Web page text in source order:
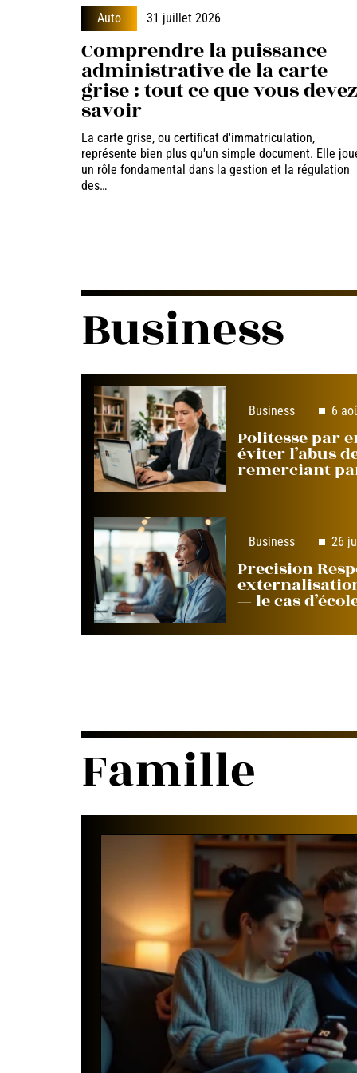
Auto 31 juillet 2026
Comprendre la puissance
administrative de la carte
grise : tout ce que vous devez
savoir
La carte grise, ou certificat d'immatriculation,
représente bien plus qu'un simple document. Elle
un rôle fondamental dans la gestion et la régulation
des…
Business
Business 6
Politesse par
éviter l’abus
remerciant
Business 26
Precision
— le cas
Famille